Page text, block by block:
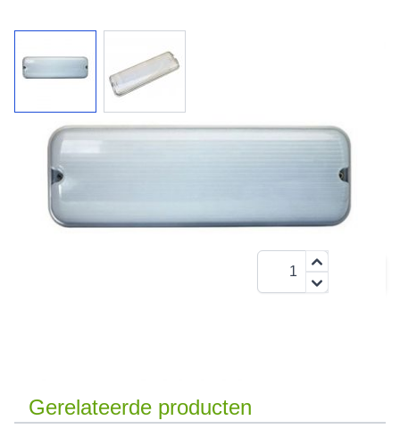
Losse kap tbv. Rembrandt
Losse heldere of matte kap tbv. Rembrandt.
Gerelateerde producten